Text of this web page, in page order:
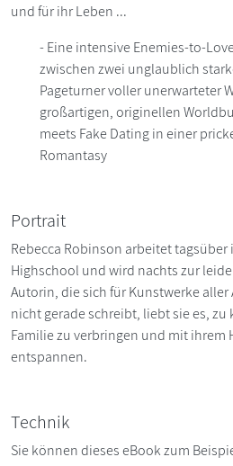
und für ihr Leben ...
- Eine intensive Enemies-to-
zwischen zwei unglaublich
Pageturner voller unerwarteter
großartigen, originellen
meets Fake Dating in einer
Romantasy
Portrait
Rebecca Robinson arbeitet
Highschool und wird nachts zur
Autorin, die sich für Kunstwerke aller
nicht gerade schreibt, liebt sie es,
Familie zu verbringen und mit ihrem
entspannen.
Technik
Sie können dieses eBook zum